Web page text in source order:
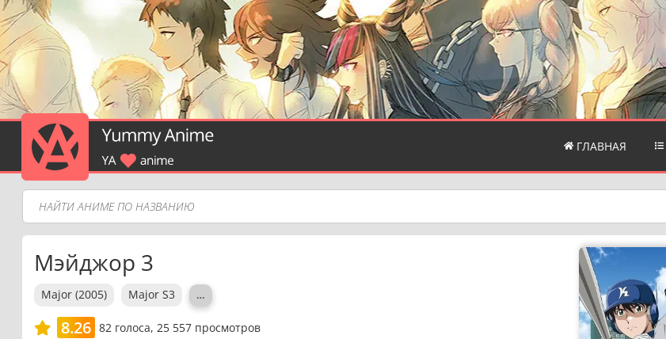
ГЛАВНАЯ
Мэйджор 3
Major (2005) Major S3 …
8.26 82голоса, 25 557 просмотров